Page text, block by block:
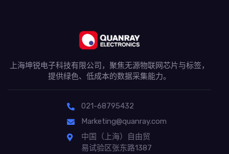
上海坤锐电子科技有限公司，聚焦无源物联网芯片与标签，
提供绿色、低成本的数据采集能力。
021-68795432
Marketing@quanray.com
中国（上海）自由贸
易试验区张东路1387